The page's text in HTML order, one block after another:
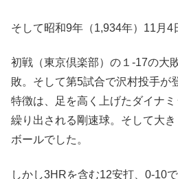
そして昭和9年（1,934年）11月4
初戦（東京倶楽部）の１-17の大
敗。そして第5試合で沢村投手が
特徴は、足を高く上げたダイナ
繰り出される剛速球。そして大
ボールでした。
しかし3HRを含む12安打、0-10